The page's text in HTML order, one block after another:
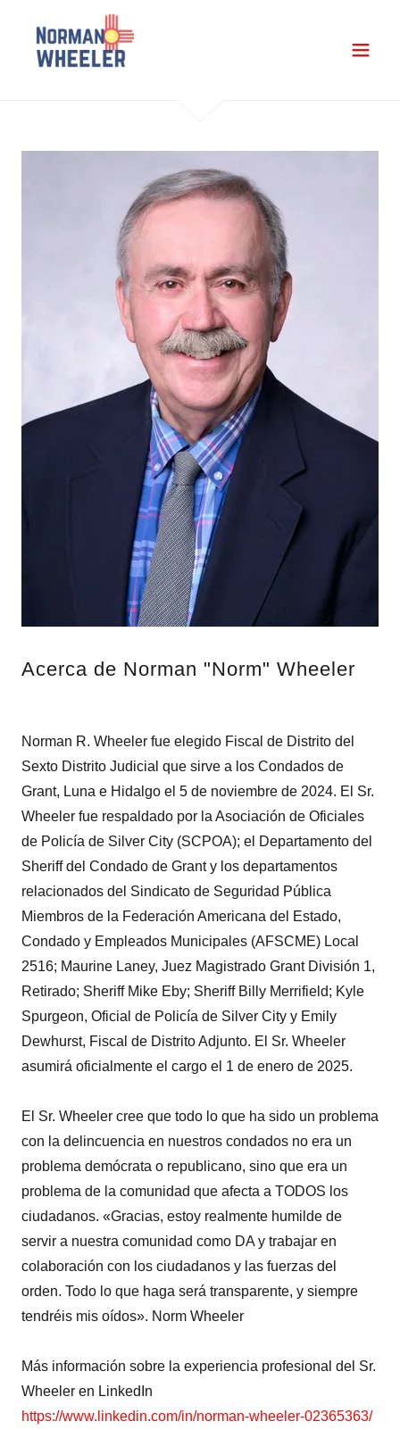
Acerca de Norman "Norm" Wheeler
Norman R. Wheeler fue elegido Fiscal de Distrito del
Sexto Distrito Judicial que sirve a los Condados de
Grant, Luna e Hidalgo el 5 de noviembre de 2024. El Sr.
Wheeler fue respaldado por la Asociación de Oficiales
de Policía de Silver City (SCPOA); el Departamento del
Sheriff del Condado de Grant y los departamentos
relacionados del Sindicato de Seguridad Pública
Miembros de la Federación Americana del Estado,
Condado y Empleados Municipales (AFSCME) Local
2516; Maurine Laney, Juez Magistrado Grant División 1,
Retirado; Sheriff Mike Eby; Sheriff Billy Merrifield; Kyle
Spurgeon, Oficial de Policía de Silver City y Emily
Dewhurst, Fiscal de Distrito Adjunto. El Sr. Wheeler
asumirá oficialmente el cargo el 1 de enero de 2025.
El Sr. Wheeler cree que todo lo que ha sido un problema
con la delincuencia en nuestros condados no era un
problema demócrata o republicano, sino que era un
problema de la comunidad que afecta a TODOS los
ciudadanos. «Gracias, estoy realmente humilde de
servir a nuestra comunidad como DA y trabajar en
colaboración con los ciudadanos y las fuerzas del
orden. Todo lo que haga será transparente, y siempre
tendréis mis oídos». Norm Wheeler
Más información sobre la experiencia profesional del Sr.
Wheeler en LinkedIn
https://www.linkedin.com/in/norman-wheeler-02365363/